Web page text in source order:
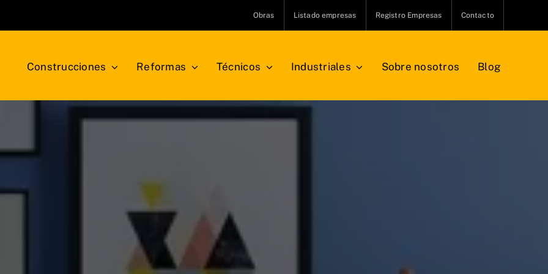
Obras Listado empresas Registro Empresas Contacto
Construcciones Reformas Técnicos Industriales Sobre nosotros Blog